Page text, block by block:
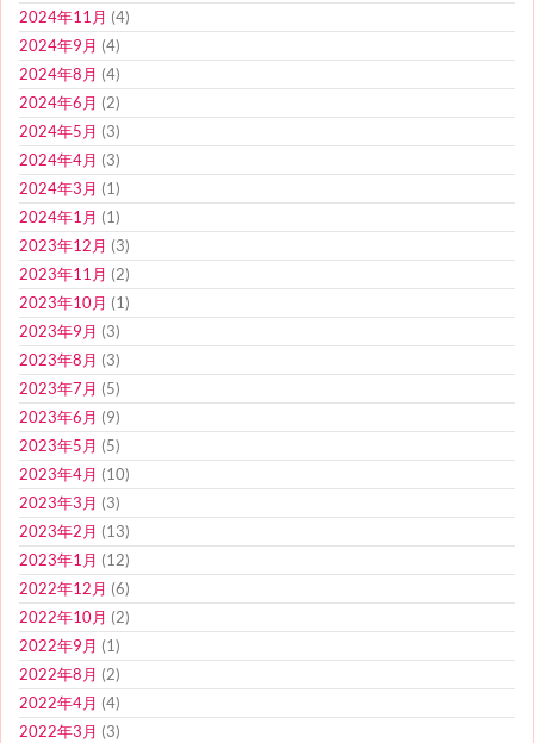
2024年11月 (4)
2024年9月 (4)
2024年8月 (4)
2024年6月 (2)
2024年5月 (3)
2024年4月 (3)
2024年3月 (1)
2024年1月 (1)
2023年12月 (3)
2023年11月 (2)
2023年10月 (1)
2023年9月 (3)
2023年8月 (3)
2023年7月 (5)
2023年6月 (9)
2023年5月 (5)
2023年4月 (10)
2023年3月 (3)
2023年2月 (13)
2023年1月 (12)
2022年12月 (6)
2022年10月 (2)
2022年9月 (1)
2022年8月 (2)
2022年4月 (4)
2022年3月 (3)